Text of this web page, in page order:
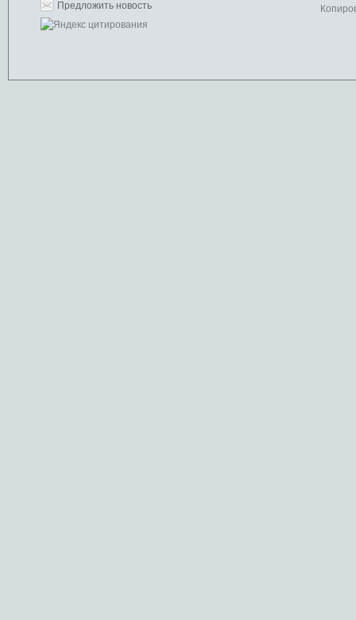
Предложить новость